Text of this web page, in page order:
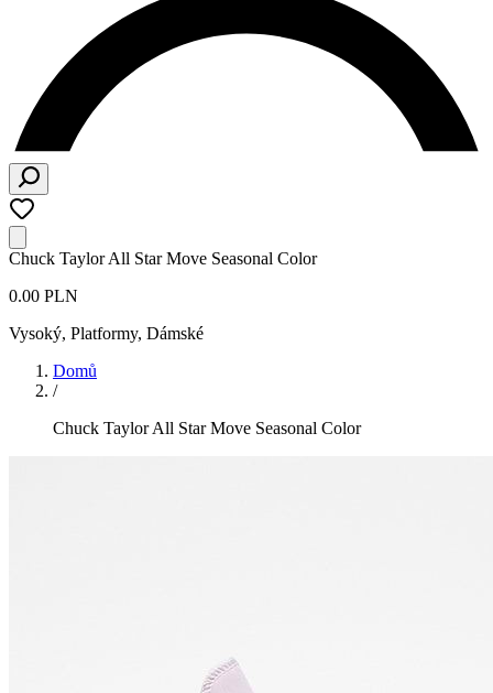
Chuck Taylor All Star Move Seasonal Color
0.00 PLN
Vysoký, Platformy, Dámské
Domů
/
Chuck Taylor All Star Move Seasonal Color